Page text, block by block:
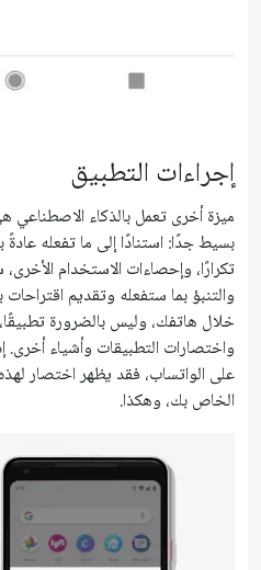
إجراءات التطبيق
ميزة أخرى تعمل بالذكاء الاصطناعي
بسيط جدًا: استنادًا إلى ما تفعله عادةً
تكرارًا، وإحصاءات الاستخدام
والتنبؤ بما ستفعله وتقديم
خلال هاتفك، وليس بالضرورة
واختصارات التطبيقات وأشياء
على الواتساب، فقد يظهر اختصار
الخاص بك، وهكذا.